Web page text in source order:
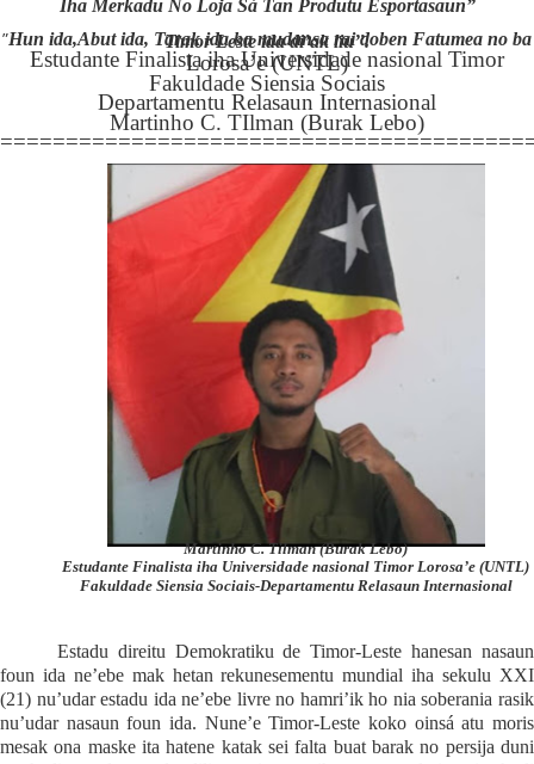
Iha Merkadu No Loja Sá Tan Produtu Esportasaun”
” Hun ida,Abut ida, Tarak ida ba mudansa rai doben Fatumea no ba Timor Leste ida di’ak liu’’.
Estudante Finalista iha Universidade nasional Timor
Lorosa’e (UNTL)
Fakuldade Siensia Sociais
Departamentu Relasaun Internasional
Martinho C. TIlman (Burak Lebo)
Martinho C. Tilman (Burak Lebo)
Estudante Finalista iha Universidade nasional Timor Lorosa’e (UNTL)
Fakuldade Siensia Sociais-Departamentu Relasaun Internasional
Estadu direitu Demokratiku de Timor-Leste hanesan nasaun
foun ida ne’ebe mak hetan rekunesementu mundial iha sekulu XXI
(21) nu’udar estadu ida ne’ebe livre no hamri’ik ho nia soberania rasik
nu’udar nasaun foun ida. Nune’e Timor-Leste koko oinsá atu moris
mesak ona maske ita hatene katak sei falta buat barak no persija duni